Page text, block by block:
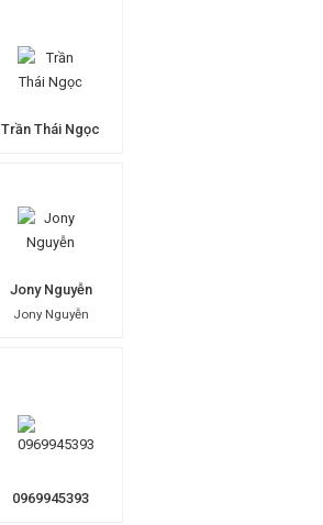
Trần Thái Ngọc
Jony Nguyễn
Jony Nguyễn
0969945393